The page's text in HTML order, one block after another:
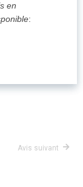
en
:
Avis suivant